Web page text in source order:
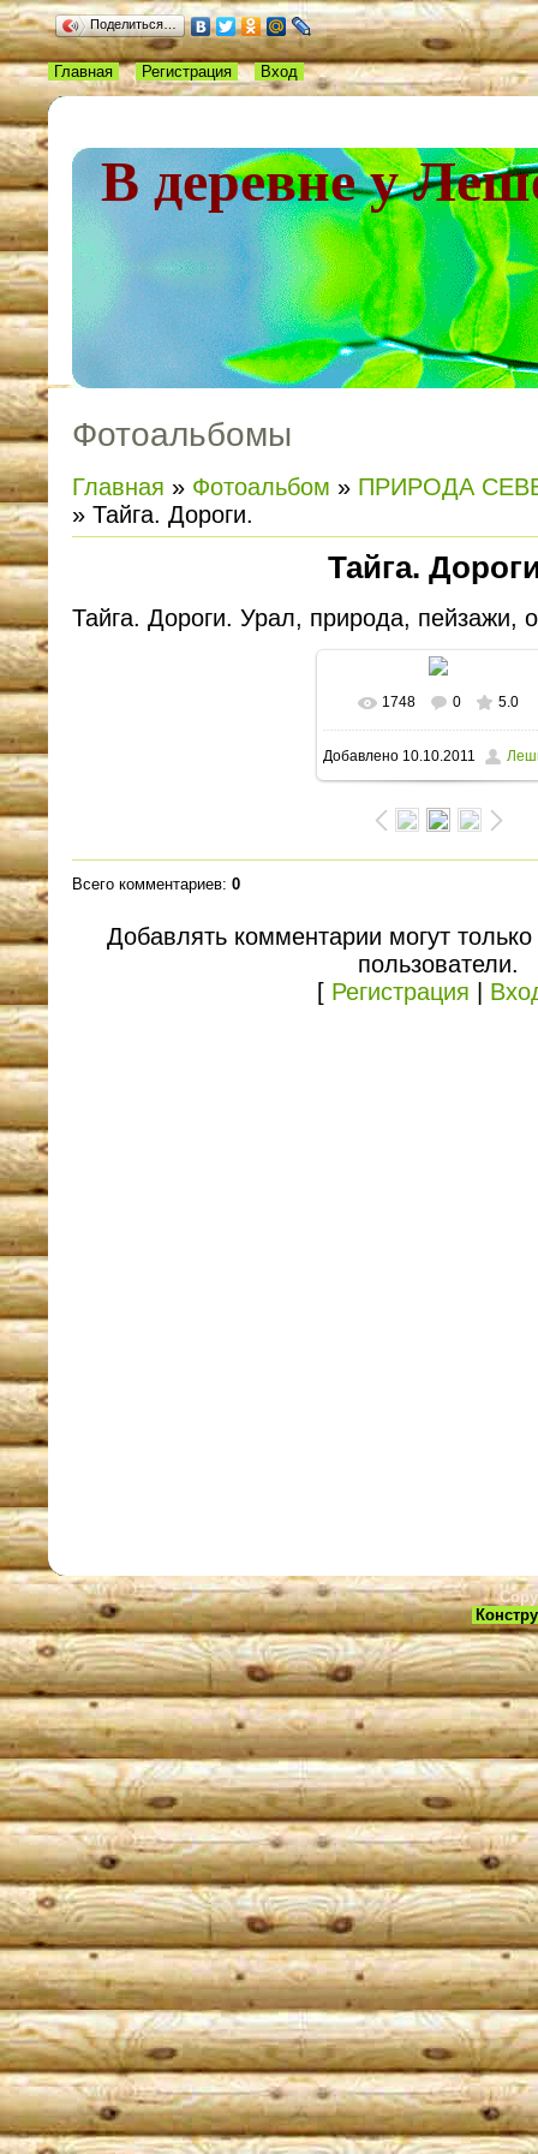
Поделиться…
В деревне у
Главная Регистрация Вход
Фотоальбомы
Главная » Фотоальбом » ПРИРОДА
» Тайга. Дороги.
Тайга.
Тайга. Дороги. Урал, природа, пейзажи,
В реальном размере
1600x1200/ 395.6Kb
1748 0 5.0
Добавлено 10.10.2011
Всего комментариев: 0
Добавлять комментарии могут
пользователи.
[ Регистрация